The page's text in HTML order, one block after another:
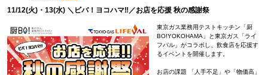
11/12(火)・13(水) ＼ビバ！ヨコハマ‼／お店を応援 秋の感謝祭
東京ガス業務用テストキッチン「厨
BO!YOKOHAMA」と東京ガス「ライ
フバル」がコラボし、飲食店を応援す
るイベントを開催します。
お店の課題 「人手不足」や「物価高」